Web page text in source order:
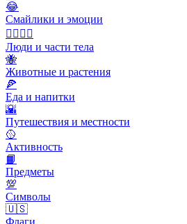
😂
Смайлики и эмоции
👩‍❤️‍💋‍👨
Люди и части тела
🐝
Животные и растения
🍕
Еда и напитки
🌇
Путешествия и местности
🥎
Активность
📙
Предметы
💯
Символы
🇺🇸
Флаги